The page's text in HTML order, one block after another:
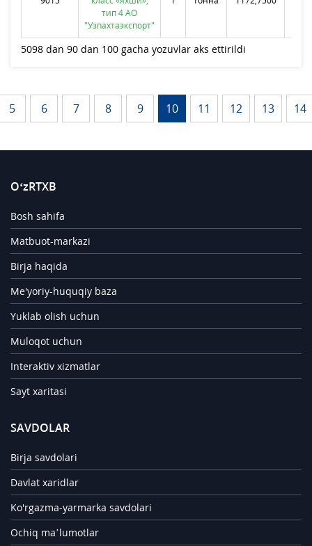
тип 4 АО
"Узпахтаэкспорт"
5098 dan 90 dan 100 gacha yozuvlar aks ettirildi
5 6 7 8 9 10 11 12 13 14
O‘zRTXB
Bosh sahifa
Matbuot-markazi
Birja haqida
Me'yoriy-huquqiy baza
Yuklab olish uchun
Muloqot uchun
Interaktiv xizmatlar
Sayt xaritasi
SAVDOLAR
Birja savdolari
Davlat xaridlar
Ko'rgazma-yarmarka savdolari
Ochiq ma’lumotlar